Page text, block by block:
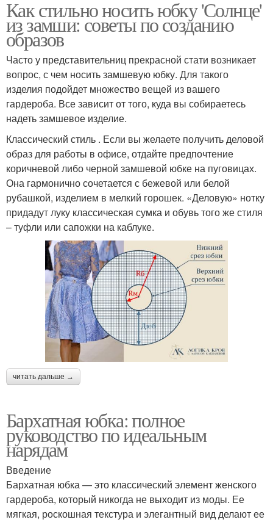
Как стильно носить юбку 'Солнце'
из замши: советы по созданию
образов
Часто у представительниц прекрасной стати возникает
вопрос, с чем носить замшевую юбку. Для такого
изделия подойдет множество вещей из вашего
гардероба. Все зависит от того, куда вы собираетесь
надеть замшевое изделие.
Классический стиль . Если вы желаете получить деловой
образ для работы в офисе, отдайте предпочтение
коричневой либо черной замшевой юбке на пуговицах.
Она гармонично сочетается с бежевой или белой
рубашкой, изделием в мелкий горошек. «Деловую» нотку
придадут луку классическая сумка и обувь того же стиля
– туфли или сапожки на каблуке.
читать дальше →
Бархатная юбка: полное
руководство по идеальным
нарядам
Введение
Бархатная юбка — это классический элемент женского
гардероба, который никогда не выходит из моды. Ее
мягкая, роскошная текстура и элегантный вид делают ее